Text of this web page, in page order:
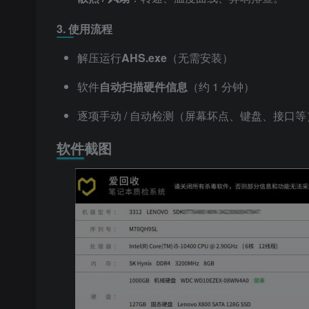
3. 使用流程
解压运行AHS.exe （无需安装）
软件自动扫描硬件信息 （约 1 分钟）
逐项手动 / 自动检测（屏幕坏点、键盘、接口
软件截图